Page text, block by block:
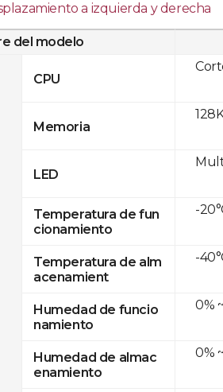
a izquierda y derecha
del modelo
CPU
Memoria
LED
Temperatura de fun
cionamiento
Temperatura de alm
acenamient
Humedad de funcio
namiento
Humedad de almac
enamiento
-
-
0%
0%